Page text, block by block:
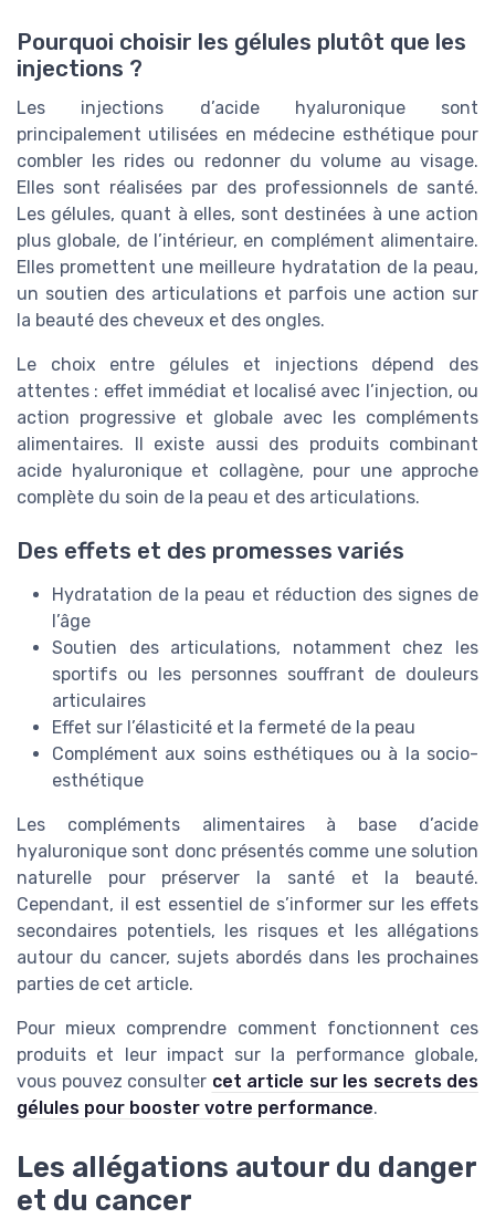
Pourquoi choisir les gélules plutôt que les
injections ?
Les injections d’acide hyaluronique sont
principalement utilisées en médecine esthétique pour
combler les rides ou redonner du volume au visage.
Elles sont réalisées par des professionnels de santé.
Les gélules, quant à elles, sont destinées à une action
plus globale, de l’intérieur, en complément alimentaire.
Elles promettent une meilleure hydratation de la peau,
un soutien des articulations et parfois une action sur
la beauté des cheveux et des ongles.
Le choix entre gélules et injections dépend des
attentes : effet immédiat et localisé avec l’injection, ou
action progressive et globale avec les compléments
alimentaires. Il existe aussi des produits combinant
acide hyaluronique et collagène, pour une approche
complète du soin de la peau et des articulations.
Des effets et des promesses variés
Hydratation de la peau et réduction des signes de
l’âge
Soutien des articulations, notamment chez les
sportifs ou les personnes souffrant de douleurs
articulaires
Effet sur l’élasticité et la fermeté de la peau
Complément aux soins esthétiques ou à la socio-
esthétique
Les compléments alimentaires à base d’acide
hyaluronique sont donc présentés comme une solution
naturelle pour préserver la santé et la beauté.
Cependant, il est essentiel de s’informer sur les effets
secondaires potentiels, les risques et les allégations
autour du cancer, sujets abordés dans les prochaines
parties de cet article.
Pour mieux comprendre comment fonctionnent ces
produits et leur impact sur la performance globale,
vous pouvez consulter cet article sur les secrets des
gélules pour booster votre performance.
Les allégations autour du danger
et du cancer